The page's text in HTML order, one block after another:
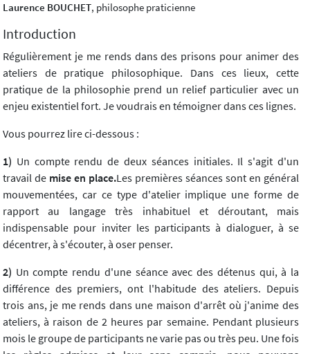
Laurence BOUCHET, philosophe praticienne
Introduction
Régulièrement je me rends dans des prisons pour animer des
ateliers de pratique philosophique. Dans ces lieux, cette
pratique de la philosophie prend un relief particulier avec un
enjeu existentiel fort. Je voudrais en témoigner dans ces lignes.
Vous pourrez lire ci-dessous :
1) Un compte rendu de deux séances initiales. Il s'agit d'un
travail de mise en place.Les premières séances sont en général
mouvementées, car ce type d'atelier implique une forme de
rapport au langage très inhabituel et déroutant, mais
indispensable pour inviter les participants à dialoguer, à se
décentrer, à s'écouter, à oser penser.
2) Un compte rendu d'une séance avec des détenus qui, à la
différence des premiers, ont l'habitude des ateliers. Depuis
trois ans, je me rends dans une maison d'arrêt où j'anime des
ateliers, à raison de 2 heures par semaine. Pendant plusieurs
mois le groupe de participants ne varie pas ou très peu. Une fois